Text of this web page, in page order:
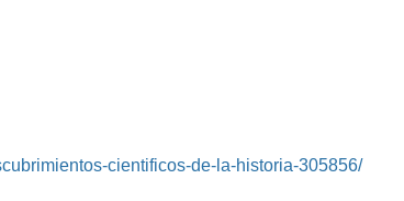
cientificos-de-la-historia-305856/